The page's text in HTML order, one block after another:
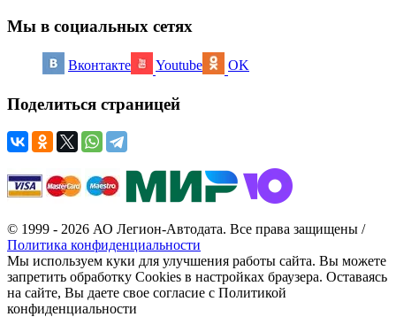
Мы в социальных сетях
Вконтакте Youtube OK
Поделиться страницей
© 1999 - 2026 АО Легион-Автодата. Все права защищены /
Политика конфиденциальности
Мы используем куки для улучшения работы сайта. Вы можете
запретить обработку Cookies в настройках браузера. Оставаясь
на сайте, Вы даете свое согласие с Политикой
конфиденциальности